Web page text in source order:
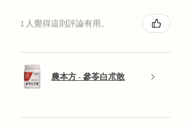
1 人覺得這則評論有用。
農本方 - 參苓白朮散